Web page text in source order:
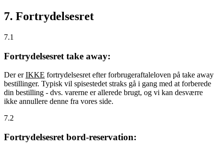
7. Fortrydelsesret
7.1
Fortrydelsesret take away:
Der erIKKE fortrydelsesret efter forbrugeraftaleloven på take away
bestillinger. Typisk vil spisestedet straks gå i gang med at forberede
din bestilling - dvs. varerne er allerede brugt, og vi kan desværre
ikke annullere denne fra vores side.
7.2
Fortrydelsesret bord-reservation: